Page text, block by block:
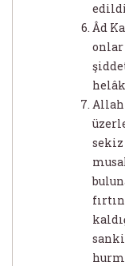
Âd
onlar
Allah
sekiz